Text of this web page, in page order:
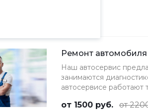
Ремонт автомобиля
Наш автосервис
занимаются
автосервисе работают
от 1500 руб. от